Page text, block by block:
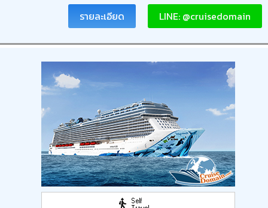
รายละเอียด LINE: @cruisedomain